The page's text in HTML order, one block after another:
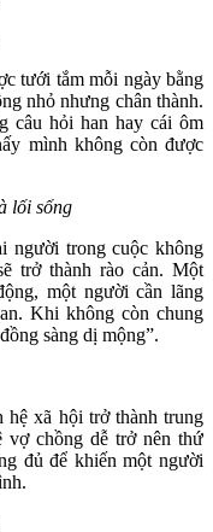
tưới tắm mỗi ngày bằng
nhỏ nhưng chân thành.
câu hỏi han hay cái ôm
mình không còn được
lối sống
người trong cuộc không
trở thành rào cản. Một
một người cần lãng
Khi không còn chung
sàng dị mộng”.
hệ xã hội trở thành trung
vợ chồng dễ trở nên thứ
đủ để khiến một người